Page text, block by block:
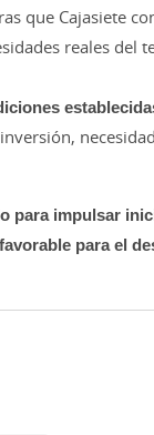
que Cajasiete
reales del
para impulsar
para el